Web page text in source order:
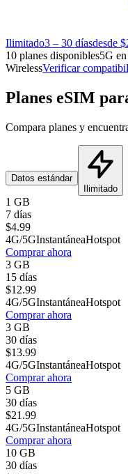
Ilimitado3 – 30 díasdesde
10 planes disponibles5G
WirelessVerificar
Planes eSIM
Compara planes y
Datos estándar
Ilimitado
1 GB
7 días
$4.99
4G/5GInstantáneaHotspot
Comprar ahora
3 GB
15 días
$12.99
4G/5GInstantáneaHotspot
Comprar ahora
3 GB
30 días
$13.99
4G/5GInstantáneaHotspot
Comprar ahora
5 GB
30 días
$21.99
4G/5GInstantáneaHotspot
Comprar ahora
10 GB
30 días